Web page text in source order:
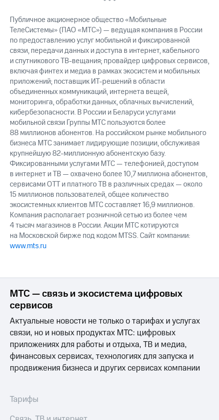
облигаций
Описание
Еврооблигации-2023
Уведомление
о
погашении
именных
облигаций
Другое
Регистратор
Реквизиты
Контакты
развитие
деловая этика
На главную
Публичное акционерное общество «Мобильные
ТелеСистемы» (ПАО «МТС») — ведущая компания в России
по предоставлению услуг мобильной и фиксированной
связи, передачи данных и доступа в интернет, кабельного
и спутникового ТВ-вещания; провайдер цифровых сервисов,
включая финтех и медиа в рамках экосистем и мобильных
приложений; поставщик ИТ-решений в области
объединенных коммуникаций, интернета вещей,
мониторинга, обработки данных, облачных вычислений,
кибербезопасности. В России и Беларуси услугами
мобильной связи Группы МТС пользуются более
88 миллионов абонентов. На российском рынке мобильного
бизнеса МТС занимает лидирующие позиции, обслуживая
крупнейшую 82-миллионную абонентскую базу.
Фиксированными услугами МТС — телефонией, доступом
в интернет и ТВ — охвачено более 10,7 миллиона абонентов,
сервисами OTT и платного ТВ в различных средах — около
15 миллионов пользователей, общее количество
экосистемных клиентов МТС составляет 16,9 миллионов.
Компания располагает розничной сетью из более чем
4 тысяч магазинов в России. Акции МТС котируются
на Московской бирже под кодом MTSS. Сайт компании:
www.mts.ru
МТС — связь и экосистема цифровых
сервисов
Актуальные новости не только о тарифах и услугах
связи, но и новых продуктах МТС: цифровых
приложениях для работы и отдыха, ТВ и медиа,
финансовых сервисах, технологиях для запуска и
продвижения бизнеса и других сервисах компании
Тарифы